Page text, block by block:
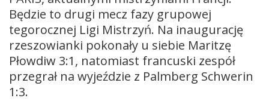
Będzie to drugi mecz fazy grupowej
tegorocznej Ligi Mistrzyń. Na inaugurację
rzeszowianki pokonały u siebie Maritzę
Płowdiw 3:1, natomiast francuski zespół
przegrał na wyjeździe z Palmberg Schwerin
1:3.